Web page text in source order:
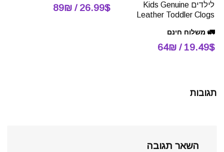
לילדים Kids Genuine
Leather Toddler Clogs
🚛 משלוח חינם
19.49$ / 64₪
26.99$ / 89₪
תגובות
השאר תגובה